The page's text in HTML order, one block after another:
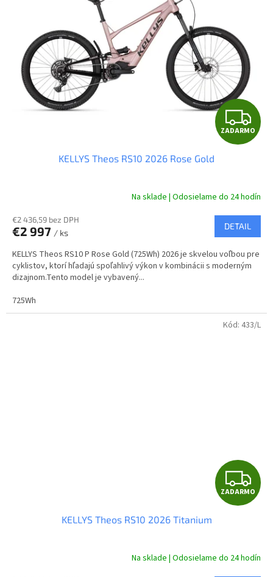
Z
A
A
R
M
O
ZADARMO
KELLYS Theos RS10 2026 Rose Gold
Na sklade | Odosielame do 24 hodín
€2 436,59 bez DPH
€2 997 / ks
DETAIL
KELLYS Theos RS10 P Rose Gold (725Wh) 2026 je skvelou voľbou pre
cyklistov, ktorí hľadajú spoľahlivý výkon v kombinácii s moderným
dizajnom.Tento model je vybavený...
725Wh
Z
A
A
ZADARMO
KELLYS Theos RS10 2026 Titanium
Na sklade | Odosielame do 24 hodín
Kód: 433/L